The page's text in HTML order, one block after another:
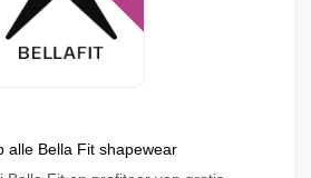
alle Bella Fit shapewear